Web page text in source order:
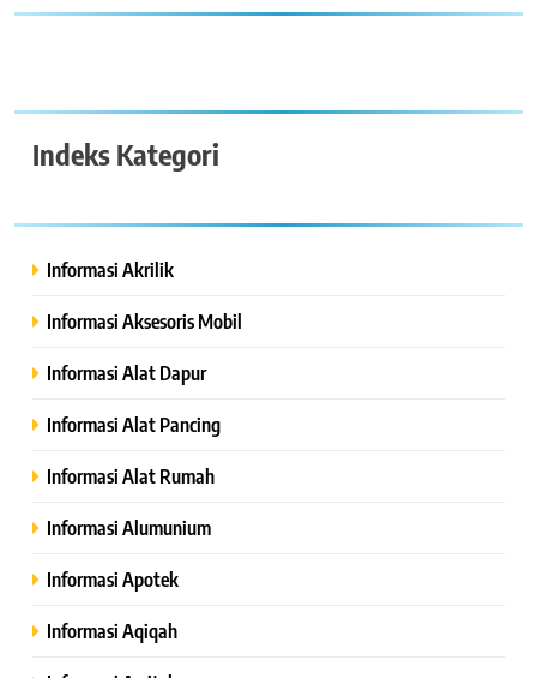
Indeks Kategori
Informasi Akrilik
Informasi Aksesoris Mobil
Informasi Alat Dapur
Informasi Alat Pancing
Informasi Alat Rumah
Informasi Alumunium
Informasi Apotek
Informasi Aqiqah